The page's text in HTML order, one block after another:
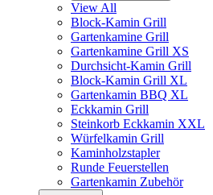
View All
Block-Kamin Grill
Gartenkamine Grill
Gartenkamine Grill XS
Durchsicht-Kamin Grill
Block-Kamin Grill XL
Gartenkamin BBQ XL
Eckkamin Grill
Steinkorb Eckkamin XXL
Würfelkamin Grill
Kaminholzstapler
Runde Feuerstellen
Gartenkamin Zubehör